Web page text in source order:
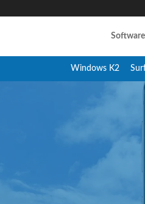
Software
Windows K2